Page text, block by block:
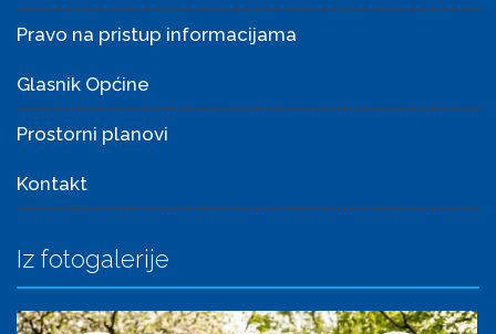
Pravo na pristup informacijama
Glasnik Općine
Prostorni planovi
Kontakt
Iz fotogalerije